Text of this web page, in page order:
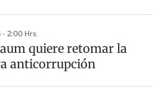
- 2:00 Hrs
quiere retomar la
anticorrupción